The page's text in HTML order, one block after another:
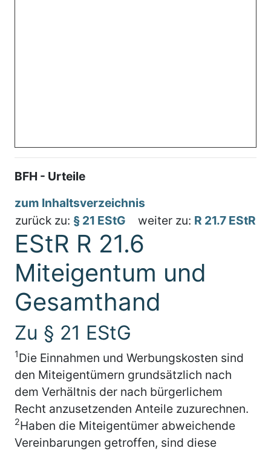
BFH - Urteile
zum Inhaltsverzeichnis
zurück zu: § 21 EStG weiter zu: R 21.7 EStR
EStR R 21.6
Miteigentum und
Gesamthand
Zu § 21 EStG
1Die Einnahmen und Werbungskosten sind
den Miteigentümern grundsätzlich nach
dem Verhältnis der nach bürgerlichem
Recht anzusetzenden Anteile zuzurechnen.
2Haben die Miteigentümer abweichende
Vereinbarungen getroffen, sind diese